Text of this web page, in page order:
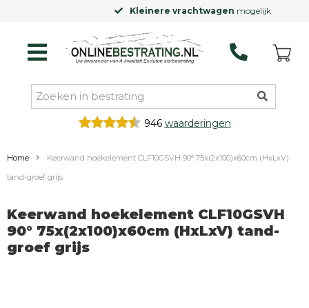
Kleinere vrachtwagenmogelijk
946 waarderingen
Home
Keerwand hoekelement CLF10GSVH 90° 75x(2x100)x60cm (HxLxV)
tand-groef grijs
Keerwand hoekelement CLF10GSVH
90° 75x(2x100)x60cm (HxLxV) tand-
groef grijs